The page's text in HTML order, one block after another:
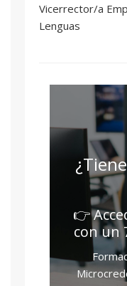
Vicerrector/a
Lenguas
👉
con un